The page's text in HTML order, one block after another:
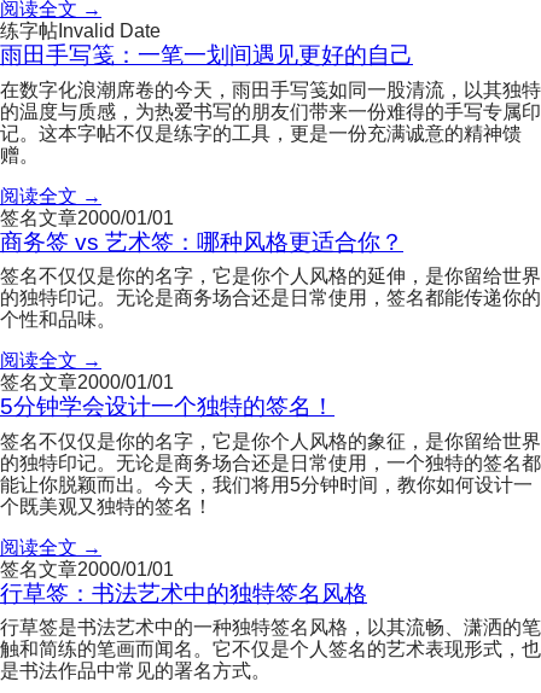
阅读全文 →
练字帖 Invalid Date
雨田手写笺：一笔一划间遇见更好的自己
在数字化浪潮席卷的今天，雨田手写笺如同一股清流，以其独特
的温度与质感，为热爱书写的朋友们带来一份难得的手写专属印
记。这本字帖不仅是练字的工具，更是一份充满诚意的精神馈
赠。
阅读全文 →
签名文章2000/01/01
商务签 vs 艺术签：哪种风格更适合你？
签名不仅仅是你的名字，它是你个人风格的延伸，是你留给世界
的独特印记。无论是商务场合还是日常使用，签名都能传递你的
个性和品味。
阅读全文 →
签名文章2000/01/01
5分钟学会设计一个独特的签名！
签名不仅仅是你的名字，它是你个人风格的象征，是你留给世界
的独特印记。无论是商务场合还是日常使用，一个独特的签名都
能让你脱颖而出。今天，我们将用5分钟时间，教你如何设计一
个既美观又独特的签名！
阅读全文 →
签名文章2000/01/01
行草签：书法艺术中的独特签名风格
行草签是书法艺术中的一种独特签名风格，以其流畅、潇洒的笔
触和简练的笔画而闻名。它不仅是个人签名的艺术表现形式，也
是书法作品中常见的署名方式。